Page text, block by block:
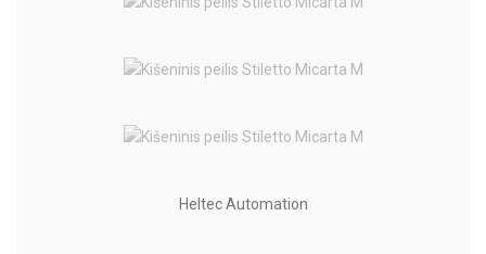
Heltec Automation